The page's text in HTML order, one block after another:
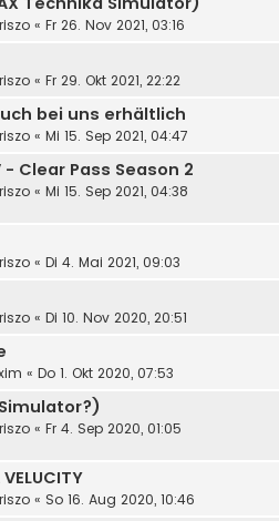
« Fr 26. Nov 2021, 03:16
« Fr 29. Okt 2021, 22:22
bei uns erhältlich
« Mi 15. Sep 2021, 04:47
- Clear Pass Season 2
« Mi 15. Sep 2021, 04:38
« Di 4. Mai 2021, 09:03
« Di 10. Nov 2020, 20:51
« Do 1. Okt 2020, 07:53
« Fr 4. Sep 2020, 01:05
« So 16. Aug 2020, 10:46